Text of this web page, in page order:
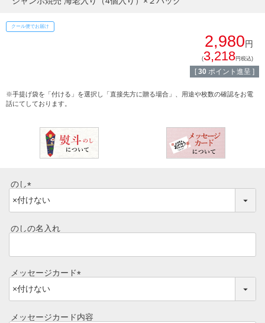
ショップ一覧
法人の方へ
よくある質問
焼き方レシピ
牛肉部位一覧
BBQ
シャルキュトリー
手造りタレ
プレミアムギフト
ギフトカテゴリー一覧
クール便でお届け
2,980円
(3,218円税込)
[ 30 ポイント進呈 ]
※手提げ袋を「付ける」を選択し「直接先方に贈る場合」、用途や枚数の確認をお電
話にてしております。
のし
(
必
須
のしの名入れ
メッセージカード
必
須
メッセージカード内容